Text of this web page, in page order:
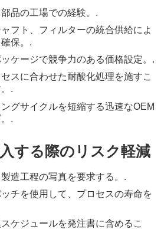
品の工場での経験。.
フト、フィルターの統合供給によ
保。.
ケージで競争力のある価格設定。.
スに合わせた耐酸化処理を施すこ
.
グサイクルを短縮する迅速なOEM
.
する際のリスク軽減
造工程の写真を要求する。.
チを使用して、プロセスの寿命を
ケジュールを発注書に含めるこ